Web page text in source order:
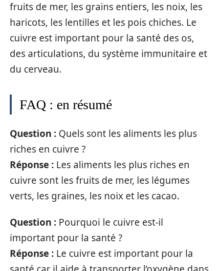
fruits de mer, les grains entiers, les noix, les
haricots, les lentilles et les pois chiches. Le
cuivre est important pour la santé des os,
des articulations, du système immunitaire et
du cerveau.
FAQ : en résumé
Question : Quels sont les aliments les plus
riches en cuivre ?
Réponse : Les aliments les plus riches en
cuivre sont les fruits de mer, les légumes
verts, les graines, les noix et les cacao.
Question : Pourquoi le cuivre est-il
important pour la santé ?
Réponse : Le cuivre est important pour la